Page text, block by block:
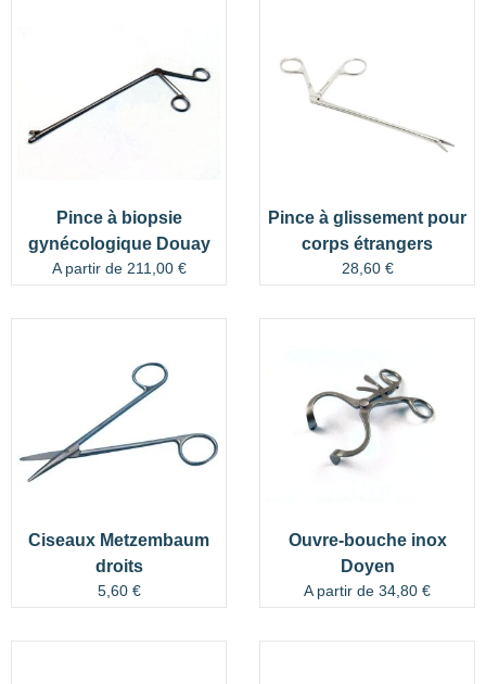
Pince à biopsie
gynécologique Douay
A partir de 211,00 €
Pince à glissement pour
corps étrangers
28,60 €
Ciseaux Metzembaum
droits
5,60 €
Ouvre-bouche inox
Doyen
A partir de 34,80 €